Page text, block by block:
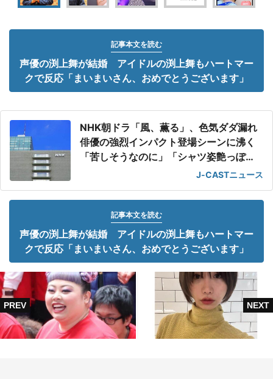
記事本文を読む
声優の渕上舞が結婚 アイドルの渕上舞もハートマー
クで反応「まいまいさん、おめでとうございます」
NHK朝ドラ「風、薫る」、色気ダダ漏れ
俳優の強烈インパクト登場シーンに沸く
「苦しそうなのに」「シャツ姿艶っぽ
J-CASTニュース
記事本文を読む
声優の渕上舞が結婚 アイドルの渕上舞もハートマー
クで反応「まいまいさん、おめでとうございます」